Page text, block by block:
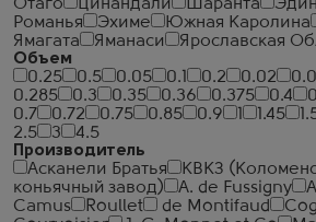
Отаго
Цинандали Шаранта
Романья
Эхиме Южная Каролина
Ямагата
Яманаси
Ярославская
Объем
0.25
0.5 0.05 0.1 0.2 0.02
0.285
0.3 0.35 0.36 0.375 0.4
0.7
0.72 0.75 0.85 0.9 1.45
2.5
3
4.5
Производитель
Асканели Братья
КВКЗ
коньячный завод)
A. de Fussigny
Camus
Roullet de Montifaud